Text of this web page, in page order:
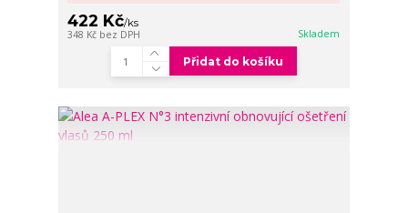
422 Kč/ks
348 Kč bez DPH Skladem
Přidat do košíku